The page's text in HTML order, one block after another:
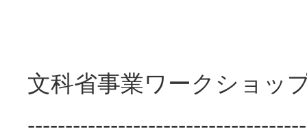
文科省事業ワークショッ